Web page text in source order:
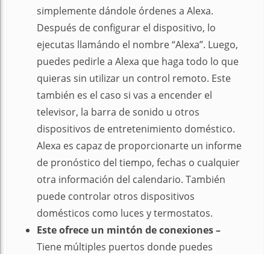
simplemente dándole órdenes a Alexa.
Después de configurar el dispositivo, lo
ejecutas llamándo el nombre “Alexa”. Luego,
puedes pedirle a Alexa que haga todo lo que
quieras sin utilizar un control remoto. Este
también es el caso si vas a encender el
televisor, la barra de sonido u otros
dispositivos de entretenimiento doméstico.
Alexa es capaz de proporcionarte un informe
de pronóstico del tiempo, fechas o cualquier
otra información del calendario. También
puede controlar otros dispositivos
domésticos como luces y termostatos.
Este ofrece un mintón de conexiones –
Tiene múltiples puertos donde puedes